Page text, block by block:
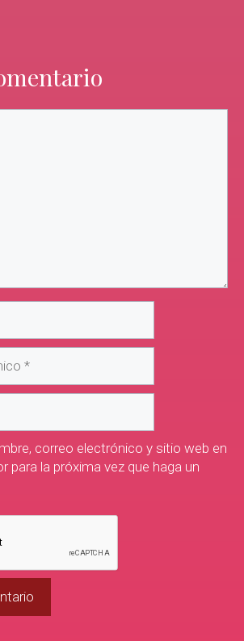
correo electrónico y sitio web en
para la próxima vez que haga un